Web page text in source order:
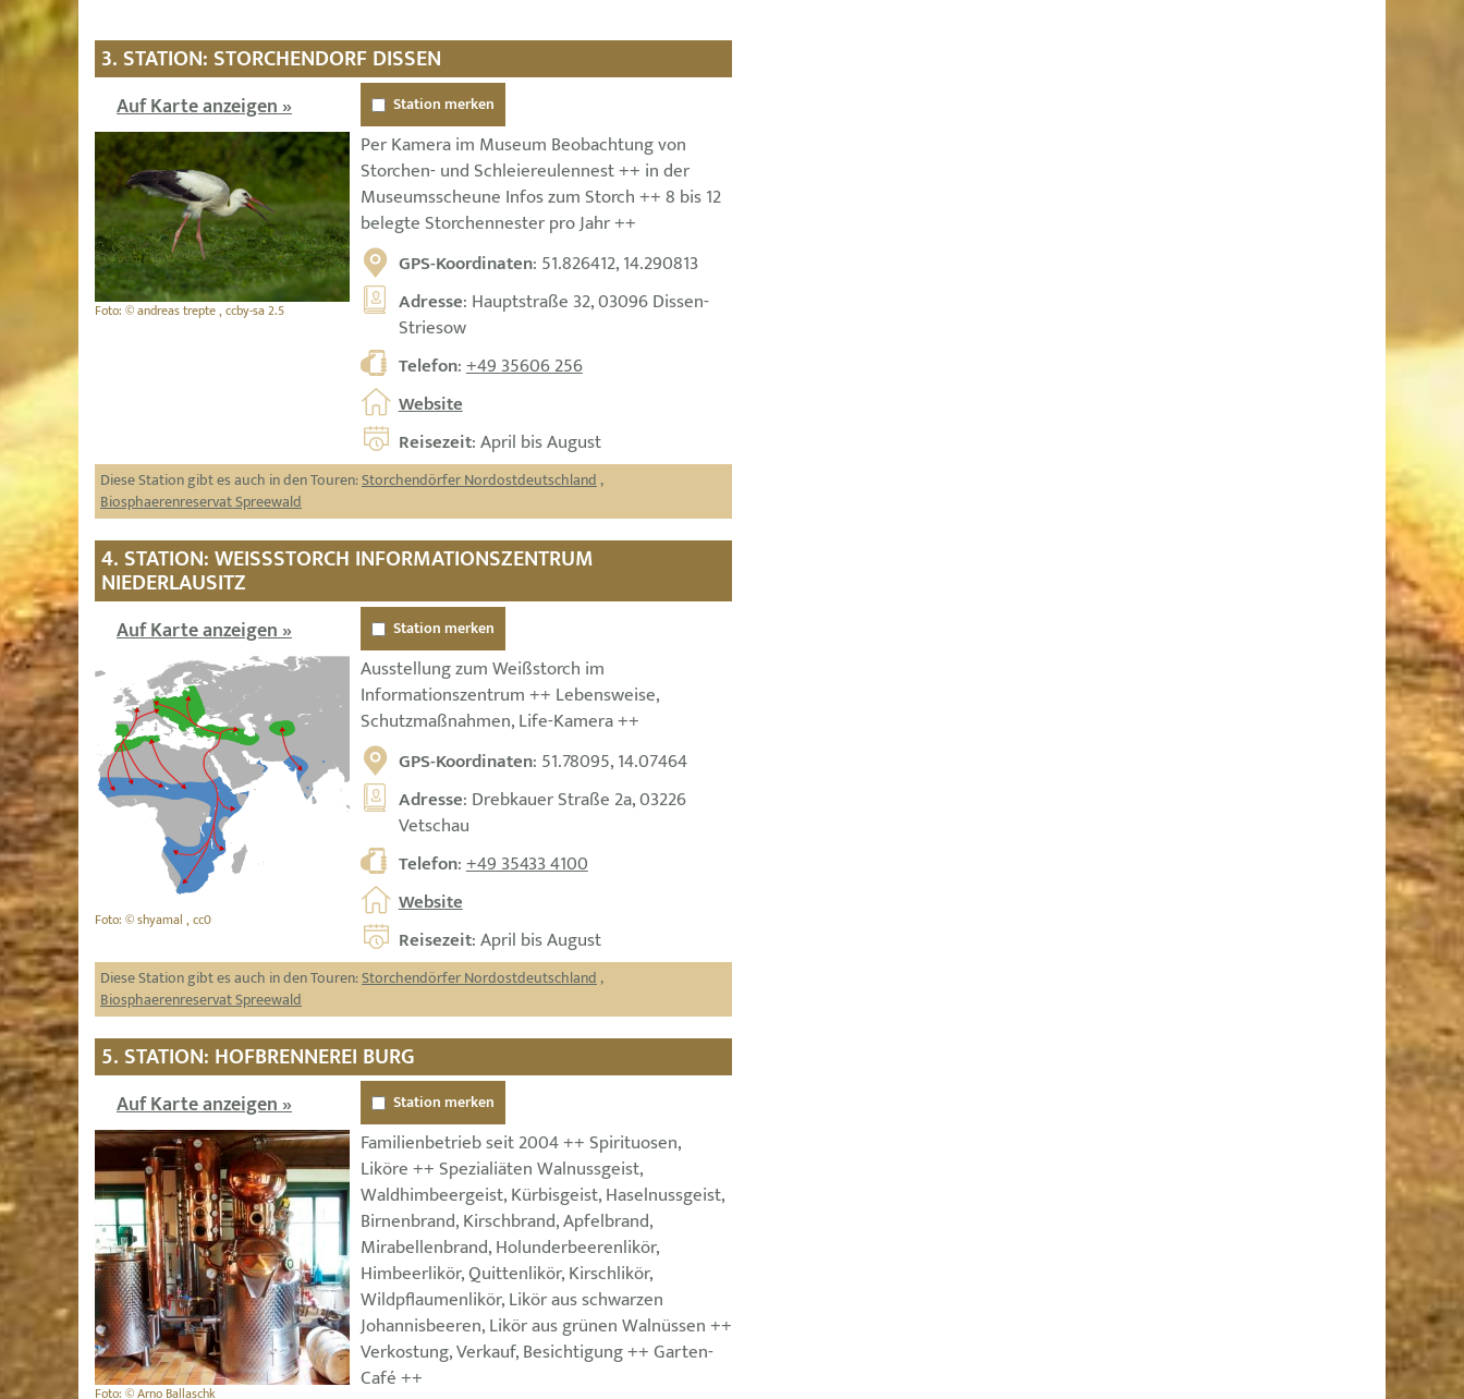
3. STATION: STORCHENDORF DISSEN
Auf Karte anzeigen »
Foto: © andreas trepte , ccby-sa 2.5
Station merken
Per Kamera im Museum Beobachtung von
Storchen- und Schleiereulennest ++ in der
Museumsscheune Infos zum Storch ++ 8 bis 12
belegte Storchennester pro Jahr ++
GPS-Koordinaten: 51.826412, 14.290813
Adresse: Hauptstraße 32, 03096 Dissen-
Striesow
Telefon:+49 35606 256
Website
Reisezeit: April bis August
Diese Station gibt es auch in den Touren:Storchendörfer Nordostdeutschland,
Biosphaerenreservat Spreewald
4. STATION: WEISSSTORCH INFORMATIONSZENTRUM N
IEDERLAUSITZ
Auf Karte anzeigen »
Foto: © shyamal , cc0
Station merken
Ausstellung zum Weißstorch im
Informationszentrum ++ Lebensweise,
Schutzmaßnahmen, Life-Kamera ++
GPS-Koordinaten: 51.78095, 14.07464
Adresse: Drebkauer Straße 2a, 03226
Vetschau
Telefon:+49 35433 4100
Website
Reisezeit: April bis August
Diese Station gibt es auch in den Touren:Storchendörfer Nordostdeutschland,
Biosphaerenreservat Spreewald
5. STATION: HOFBRENNEREI BURG
Auf Karte anzeigen »
Foto: © Arno Ballaschk
Station merken
Familienbetrieb seit 2004 ++ Spirituosen,
Liköre ++ Spezialiäten Walnussgeist,
Waldhimbeergeist, Kürbisgeist, Haselnussgeist,
Birnenbrand, Kirschbrand, Apfelbrand,
Mirabellenbrand, Holunderbeerenlikör,
Himbeerlikör, Quittenlikör, Kirschlikör,
Wildpflaumenlikör, Likör aus schwarzen
Johannisbeeren, Likör aus grünen Walnüssen ++
Verkostung, Verkauf, Besichtigung ++ Garten-
Café ++